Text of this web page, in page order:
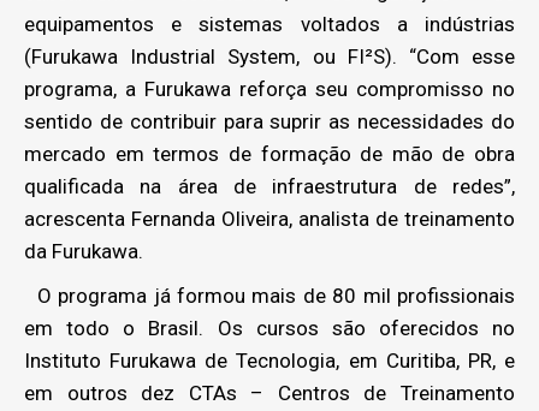
equipamentos e sistemas voltados a indústrias
(Furukawa Industrial System, ou FI²S). “Com esse
programa, a Furukawa reforça seu compromisso no
sentido de contribuir para suprir as necessidades do
mercado em termos de formação de mão de obra
qualificada na área de infraestrutura de redes”,
acrescenta Fernanda Oliveira, analista de treinamento
da Furukawa.
O programa já formou mais de 80 mil profissionais
em todo o Brasil. Os cursos são oferecidos no
Instituto Furukawa de Tecnologia, em Curitiba, PR, e
em outros dez CTAs – Centros de Treinamento